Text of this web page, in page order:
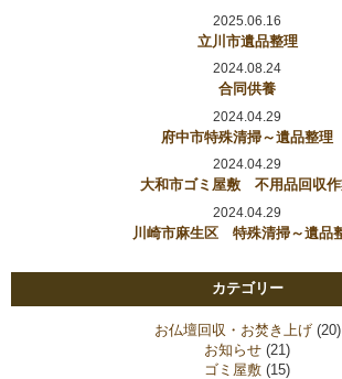
2025.06.16
立川市遺品整理
2024.08.24
合同供養
2024.04.29
府中市特殊清掃～遺品整理
2024.04.29
大和市ゴミ屋敷 不用品回収
2024.04.29
川崎市麻生区 特殊清掃～遺品
カテゴリー
お仏壇回収・お焚き上げ(20)
お知らせ (21)
ゴミ屋敷 (15)